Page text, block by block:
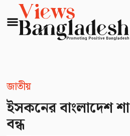
জাতীয়
ইসকনের বাংলাদেশ
বন্ধ